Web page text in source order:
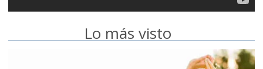
Lo más visto